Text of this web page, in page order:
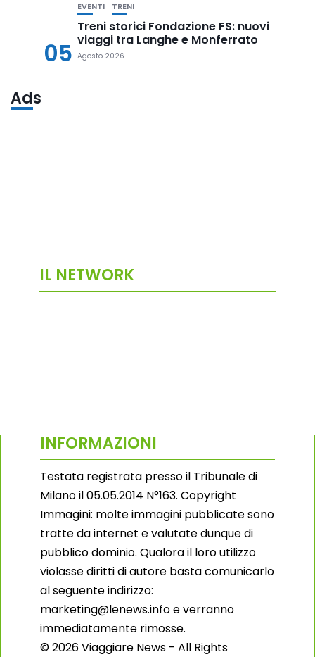
05
EVENTI TRENI
Treni storici Fondazione FS: nuovi
viaggi tra Langhe e Monferrato
Agosto 2026
Ads
IL NETWORK
INFORMAZIONI
Testata registrata presso il Tribunale di
Milano il 05.05.2014 N°163. Copyright
Immagini: molte immagini pubblicate sono
tratte da internet e valutate dunque di
pubblico dominio. Qualora il loro utilizzo
violasse diritti di autore basta comunicarlo
al seguente indirizzo:
marketing@lenews.info e verranno
immediatamente rimosse.
© 2026 Viaggiare News - All Rights